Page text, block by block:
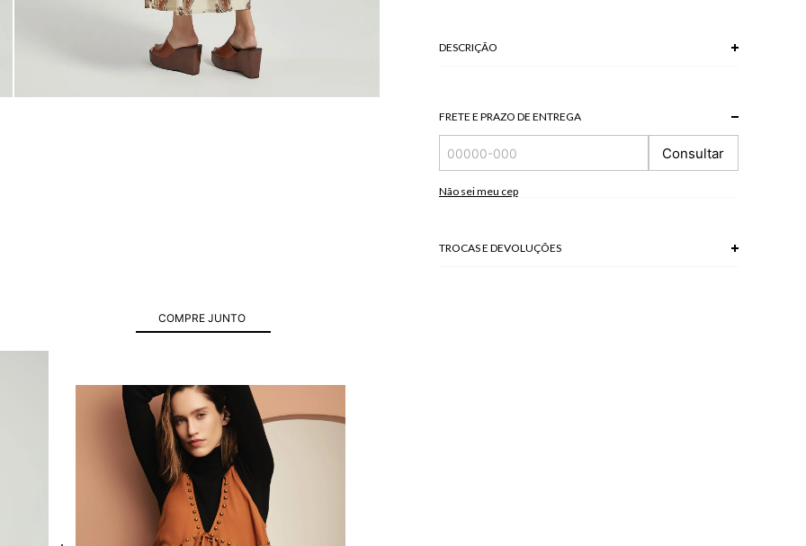
DESCRIÇÃO
tela/monitor.
FRETE E PRAZO DE ENTREGA
Consultar
Não sei meu cep
TROCAS E DEVOLUÇÕES
COMPRE JUNTO